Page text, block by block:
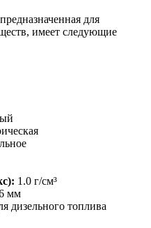
для
имеет следующие
1.0 г/см³
мм
дизельного топлива